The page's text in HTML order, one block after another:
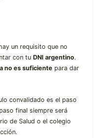
un requisito que no
con tu DNI argentino.
no es suficiente para dar
convalidado es el paso
final siempre será
de Salud o el colegio